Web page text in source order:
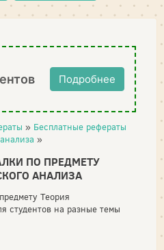
Подробнее
» Бесплатные рефераты
»
ПО ПРЕДМЕТУ
АНАЛИЗА
Теория
студентов на разные темы